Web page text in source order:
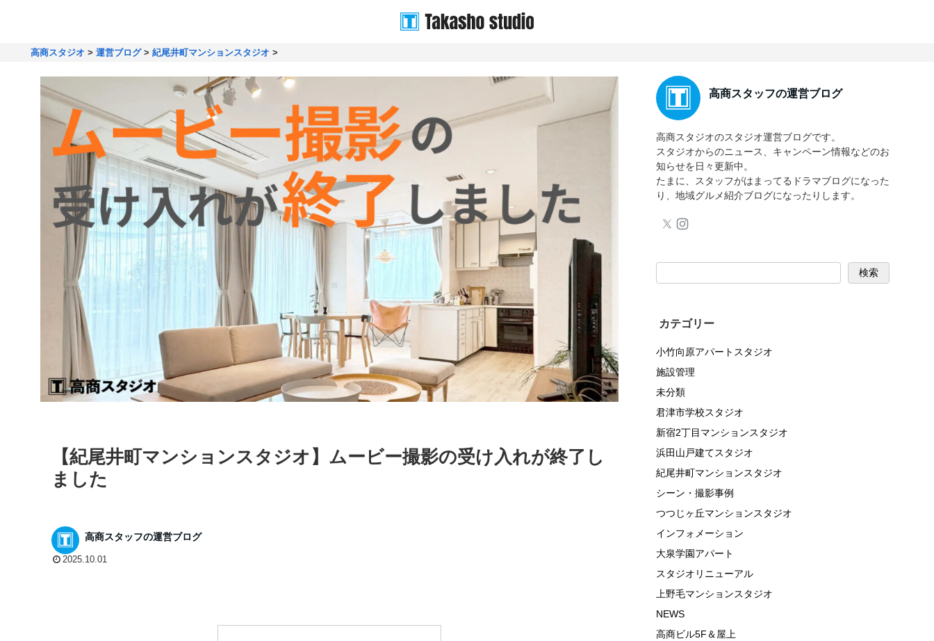
高商スタジオ > 運営ブログ> 紀尾井町マンションスタジオ >
【紀尾井町マンションスタジオ】ムービー撮影の受け入れが終了し
ました
高商スタッフの運営ブログ
2025.10.01
高商スタッフの運営ブログ
高商スタジオのスタジオ運営ブログです。
スタジオからのニュース、キャンペーン情報などのお
知らせを日々更新中。
たまに、スタッフがはまってるドラマブログになった
り、地域グルメ紹介ブログになったりします。
検索
カテゴリー
小竹向原アパートスタジオ
施設管理
未分類
君津市学校スタジオ
新宿2丁目マンションスタジオ
浜田山戸建てスタジオ
紀尾井町マンションスタジオ
シーン・撮影事例
つつじヶ丘マンションスタジオ
インフォメーション
大泉学園アパート
スタジオリニューアル
上野毛マンションスタジオ
NEWS
高商ビル5F＆屋上